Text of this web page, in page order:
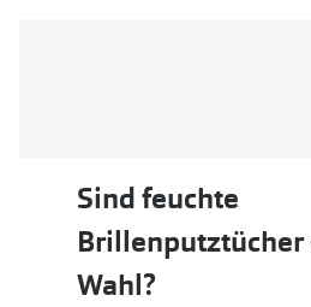
Sind feuchte
Brillenputztücher
Wahl?